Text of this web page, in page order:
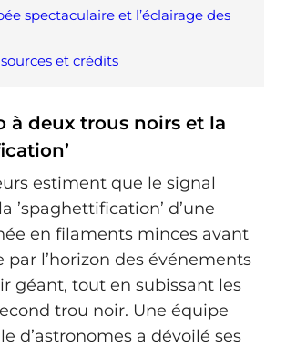
spectaculaire et l’éclairage des
et crédits
à deux trous noirs et la
estiment que le signal
’spaghettification’ d’une
en filaments minces avant
par l’horizon des événements
géant, tout en subissant les
trou noir. Une équipe
d’astronomes a dévoilé ses